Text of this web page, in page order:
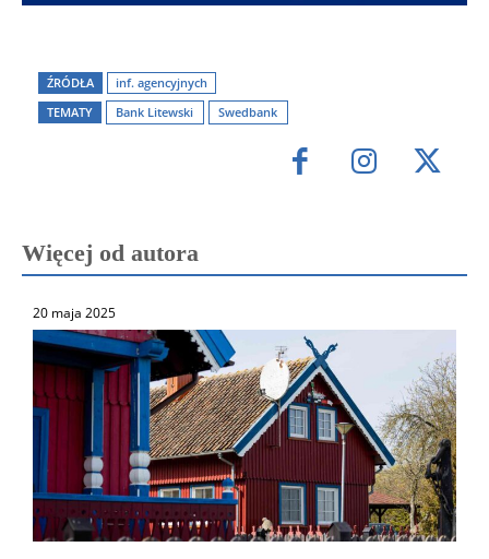
ŹRÓDŁA
inf. agencyjnych
TEMATY
Bank Litewski Swedbank
Więcej od autora
20 maja 2025